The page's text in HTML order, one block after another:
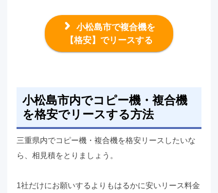
小松島市で複合機を
【格安】でリースする
小松島市内でコピー機・複合機
を格安でリースする方法
三重県内でコピー機・複合機を格安リースしたいな
ら、相見積をとりましょう。
1社だけにお願いするよりもはるかに安いリース料金